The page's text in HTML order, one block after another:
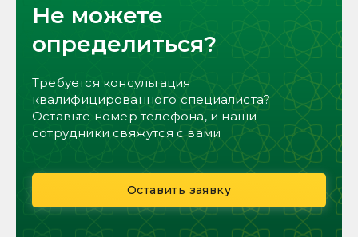
Не можете
определиться?
Требуется консультация
квалифицированного специалиста?
Оставьте номер телефона, и наши
сотрудники свяжутся с вами
Оставить заявку